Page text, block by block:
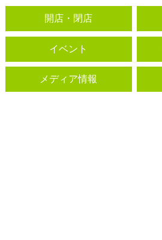
開店・閉店
イベント
メディア情報